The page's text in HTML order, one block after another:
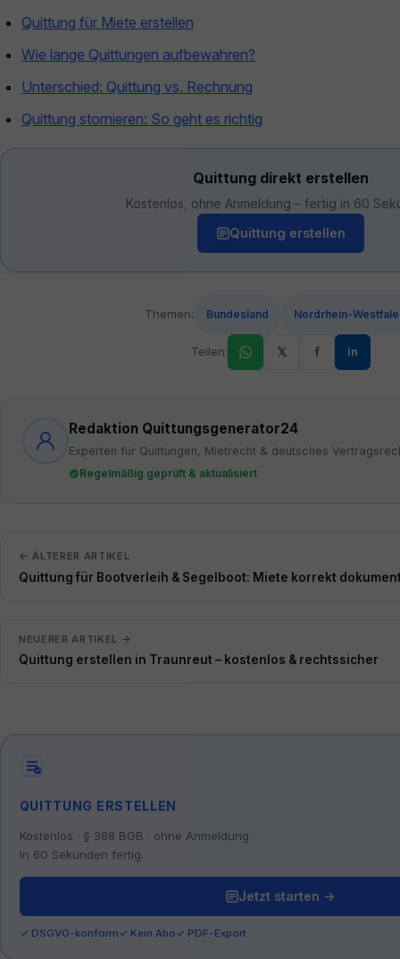
Quittung für Miete erstellen
Wie lange Quittungen aufbewahren?
Unterschied: Quittung vs. Rechnung
Quittung stornieren: So geht es richtig
Quittung direkt erstellen
Kostenlos, ohne Anmeldung – fertig in 60
Quittung erstellen
Themen: Bundesland Nordrhein-
Teilen: 𝕏 f in
Redaktion Quittungsgenerator24
Experten für Quittungen, Mietrecht & deutsches
Regelmäßig geprüft & aktualisiert
← ÄLTERER ARTIKEL
Quittung für Bootverleih & Segelboot: Miete korrekt
NEUERER ARTIKEL →
Quittung erstellen in Traunreut – kostenlos & rechtssicher
QUITTUNG ERSTELLEN
Kostenlos · § 368 BGB · ohne Anmeldung
In 60 Sekunden fertig.
Jetzt starten →
✓ DSGVO-konform✓ Kein Abo✓ PDF-Export